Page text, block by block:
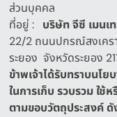
ส่วนบุคคล
ที่อยู่ : บริษัทจีซี เมนเ
22/2 ถนนปกรณ์สงเคร
ระยอง จังหวัดระยอง
ข้าพเจ้าได้รับทราบนโ
ในการเก็บ รวบรวม ใช้
ตามขอบวัตถุประสงค์ ดั